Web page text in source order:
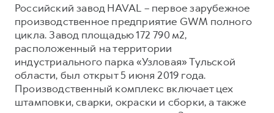
Российский завод HAVAL – первое зарубежное
производственное предприятие GWM полного
цикла. Завод площадью 172 790 м2,
расположенный на территории
индустриального парка «Узловая» Тульской
области, был открыт 5 июня 2019 года.
Производственный комплекс включает цех
штамповки, сварки, окраски и сборки, а также